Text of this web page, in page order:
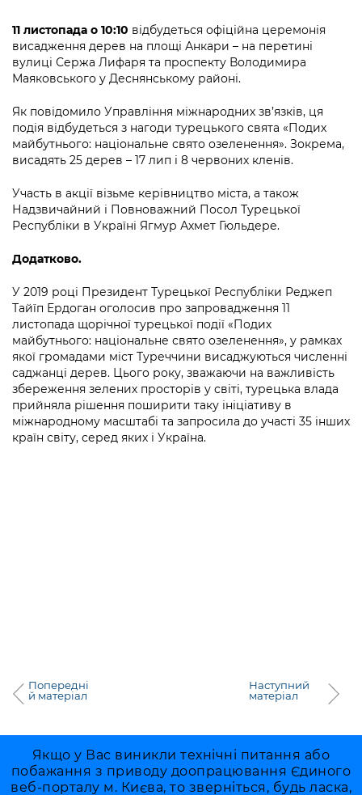
Проєкти розпоряджень, що
перебувають на погодженні КМВА
Контактна інформація
Графік роботи та прийому громадян
Вакансії
Статистика
Звернення громадян
Регуляторна діяльність
Промисловість і наука Києва
Підприємства, установи, організації
Kyiv International Relations
Річні звіти
Дороги, транспорт та парковки
Навколишнє середовище міста
Містобудування та земельні ділянки
Культура, спорт, дозвілля
Фінанси та бюджет
Ритуальні послуги
Іноземцям / For foreigners
Пам'ятки культурної спадщини
Портал Захисників та Захисниць
Безбар'єрність
Громадський бюджет
Консультації з громадськістю
Громадська рада
Петиції
Відкритий бюджет
Контактний центр
Допомога учасникам АТО
Рада з питань внутрішньо переміщених
осіб при Київській міській військовій
адміністрації
«Ініціатива «Партнерство «Відкритий
Уряд» – місцевий рівень»
Важливе під час воєнного стану
Інформація з обмеженим доступом
Подати запит онлайн
Проекти нормативно-правових та
інших актів
Нормативна база
Питання і відповіді про публічну
інформацію
бездіяльності розпорядників інформації
Звіти про опрацювання запитів на
публічну інформацію
Інформація для споживачів
Про відкриті дані
Портал даних Києва
Публічні дашборди
Підписатися на новини та анонси від
КМДА / Subscribe to announcements
from the KCSA
Порядок акредитації медіа /
Accreditation process
Submitting a media request
Зйомки в лікарнях в умовах воєнного
hospitals at work under martial law
Контакти для медіа / Contacts for mass
media
Портал Послуг
11 листопада о 10:10 відбудеться офіційна церемонія
висадження дерев на площі Анкари – на перетині
вулиці Сержа Лифаря та проспекту Володимира
Маяковського у Деснянському районі.
Як повідомило Управління міжнародних зв’язків, ця
подія відбудеться з нагоди турецького свята «Подих
майбутнього: національне свято озеленення». Зокрема,
висадять 25 дерев – 17 лип і 8 червоних кленів.
Участь в акції візьме керівництво міста, а також
Надзвичайний і Повноважний Посол Турецької
Республіки в Україні Ягмур Ахмет Гюльдере.
Додатково.
У 2019 році Президент Турецької Республіки Реджеп
Тайїп Ердоган оголосив про запровадження 11
листопада щорічної турецької події «Подих
майбутнього: національне свято озеленення», у рамках
якої громадами міст Туреччини висаджуються численні
саджанці дерев. Цього року, зважаючи на важливість
збереження зелених просторів у світі, турецька влада
прийняла рішення поширити таку ініціативу в
міжнародному масштабі та запросила до участі 35 інших
країн світу, серед яких і Україна.
Попередні
й матеріал
Наступний
матеріал
Якщо у Вас виникли технічні питання або
побажання з приводу доопрацювання Єдиного
веб-порталу м. Києва, то зверніться, будь ласка,